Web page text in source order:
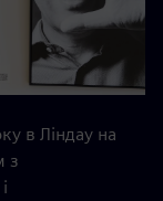
в Ліндау на
з